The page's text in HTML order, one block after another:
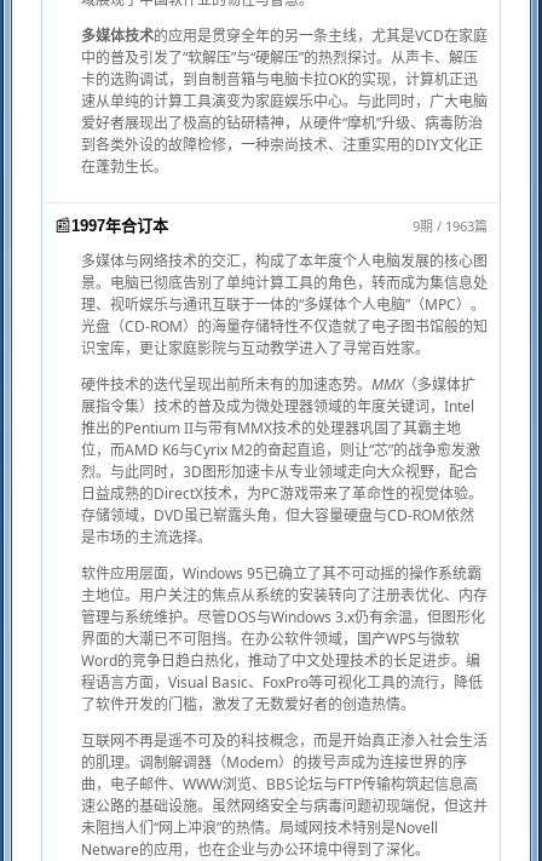
多媒体技术的应用是贯穿全年的另一条主线，尤其是VCD在家庭
中的普及引发了“软解压”与“硬解压”的热烈探讨。从声卡、解压
卡的选购调试，到自制音箱与电脑卡拉OK的实现，计算机正迅
速从单纯的计算工具演变为家庭娱乐中心。与此同时，广大电脑
爱好者展现出了极高的钻研精神，从硬件“摩机”升级、病毒防治
到各类外设的故障检修，一种崇尚技术、注重实用的DIY文化正
在蓬勃生长。
📰1997年合订本 9期 / 1963篇
多媒体与网络技术的交汇，构成了本年度个人电脑发展的核心图
景。电脑已彻底告别了单纯计算工具的角色，转而成为集信息处
理、视听娱乐与通讯互联于一体的“多媒体个人电脑”（MPC）。
光盘（CD-ROM）的海量存储特性不仅造就了电子图书馆般的知
识宝库，更让家庭影院与互动教学进入了寻常百姓家。
硬件技术的迭代呈现出前所未有的加速态势。 MMX（多媒体扩
展指令集）技术的普及成为微处理器领域的年度关键词，Intel
推出的Pentium II与带有MMX技术的处理器巩固了其霸主地
位，而AMD K6与Cyrix M2的奋起直追，则让“芯”的战争愈发激
烈。与此同时，3D图形加速卡从专业领域走向大众视野，配合
日益成熟的DirectX技术，为PC游戏带来了革命性的视觉体验。
存储领域，DVD虽已崭露头角，但大容量硬盘与CD-ROM依然
是市场的主流选择。
软件应用层面，Windows 95已确立了其不可动摇的操作系统霸
主地位。用户关注的焦点从系统的安装转向了注册表优化、内存
管理与系统维护。尽管DOS与Windows 3.x仍有余温，但图形化
界面的大潮已不可阻挡。在办公软件领域，国产WPS与微软
Word的竞争日趋白热化，推动了中文处理技术的长足进步。编
程语言方面，Visual Basic、FoxPro等可视化工具的流行，降低
了软件开发的门槛，激发了无数爱好者的创造热情。
互联网不再是遥不可及的科技概念，而是开始真正渗入社会生活
的肌理。调制解调器（Modem）的拨号声成为连接世界的序
曲，电子邮件、WWW浏览、BBS论坛与FTP传输构筑起信息高
速公路的基础设施。虽然网络安全与病毒问题初现端倪，但这并
未阻挡人们“网上冲浪”的热情。局域网技术特别是Novell
Netware的应用，也在企业与办公环境中得到了深化。